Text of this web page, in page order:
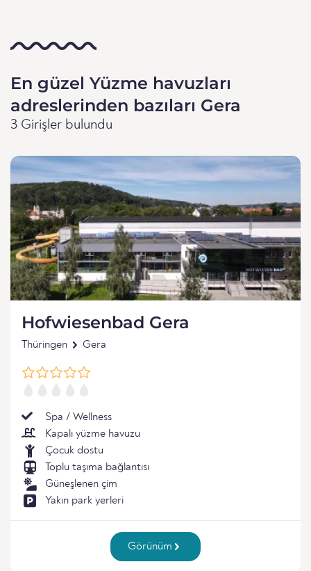
En güzel Yüzme havuzları
adreslerinden bazıları Gera
3 Girişler bulundu
Hofwiesenbad Gera
Thüringen Gera
Spa / Wellness
Kapalı yüzme havuzu
Çocuk dostu
Toplu taşıma bağlantısı
Güneşlenen çim
Yakın park yerleri
Görünüm